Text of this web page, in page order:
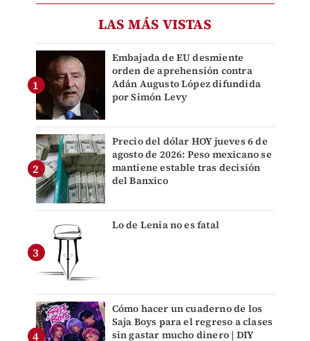
LAS MÁS VISTAS
Embajada de EU desmiente
orden de aprehensión contra
Adán Augusto López difundida
por Simón Levy
Precio del dólar HOY jueves 6 de
agosto de 2026: Peso mexicano se
mantiene estable tras decisión
del Banxico
Lo de Lenia no es fatal
Cómo hacer un cuaderno de los
Saja Boys para el regreso a clases
sin gastar mucho dinero | DIY